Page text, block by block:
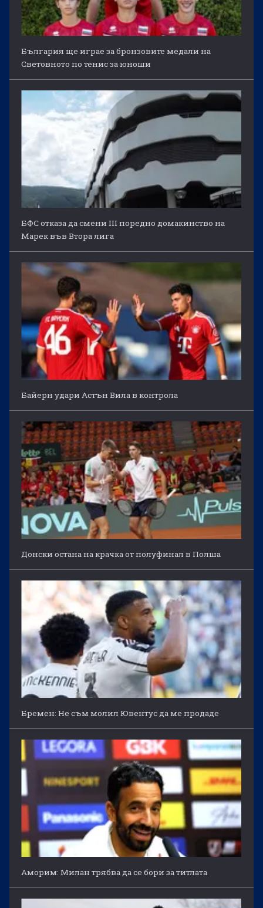
България ще играе за бронзовите медали на
Световното по тенис за юноши
БФС отказа да смени III поредно домакинство на
Марек във Втора лига
Байерн удари Астън Вила в контрола
Донски остана на крачка от полуфинал в Полша
Бремен: Не съм молил Ювентус да ме продаде
Аморим: Милан трябва да се бори за титлата